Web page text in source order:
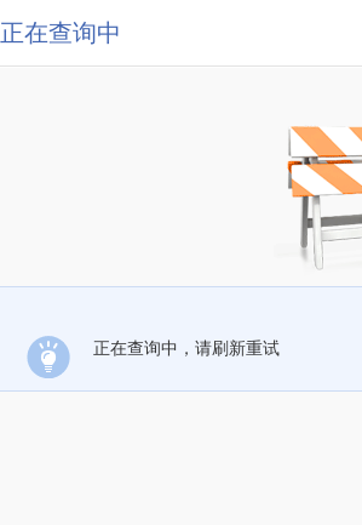
正在查询中
正在查询中，请刷新重试